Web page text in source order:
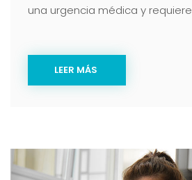
una urgencia médica y requiere
LEER MÁS